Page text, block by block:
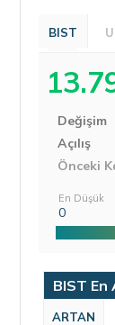
BIST
Değişim
Açılış
Önceki
En Düşük
0
BIST
ARTAN